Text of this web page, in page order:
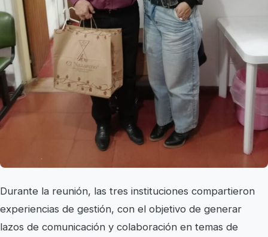
Durante la reunión, las tres instituciones compartieron
experiencias de gestión, con el objetivo de generar
lazos de comunicación y colaboración en temas de